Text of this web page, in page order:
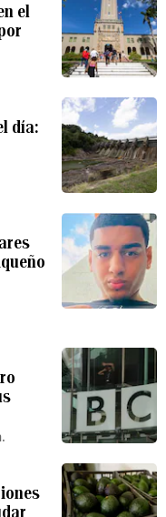
el
día: